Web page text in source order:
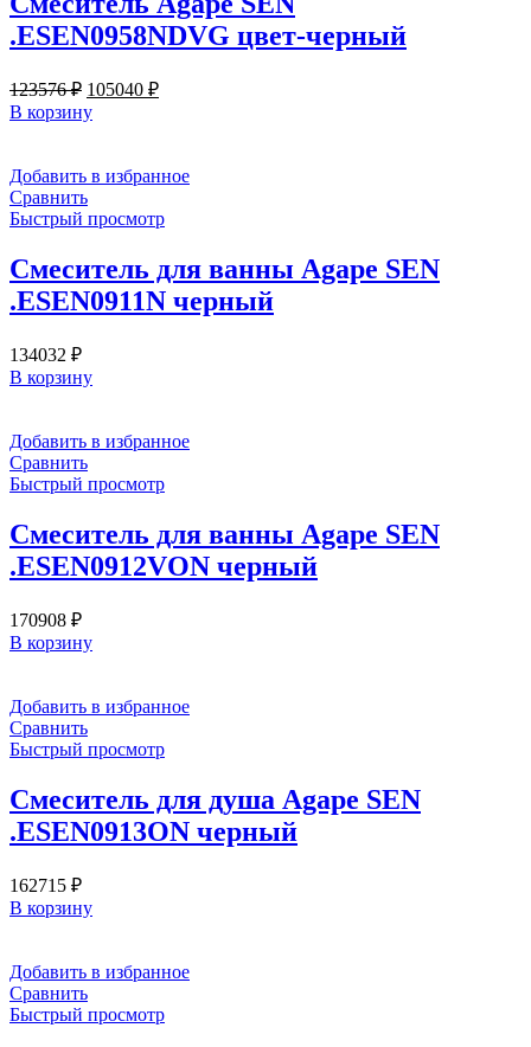
.ESEN0958NDVG цвет-черный
123576₽ Первоначальная
цена
составляла
105040 ₽Текущая
В корзину
Добавить в избранное
Сравнить
Быстрый просмотр
Смеситель для ванны Agape SEN
.ESEN0911N черный
134032 ₽
В корзину
Добавить в избранное
Сравнить
Быстрый просмотр
Смеситель для ванны Agape SEN
.ESEN0912VON черный
170908 ₽
В корзину
Добавить в избранное
Сравнить
Быстрый просмотр
Смеситель для душа Agape SEN
.ESEN0913ON черный
162715 ₽
В корзину
Добавить в избранное
Сравнить
Быстрый просмотр